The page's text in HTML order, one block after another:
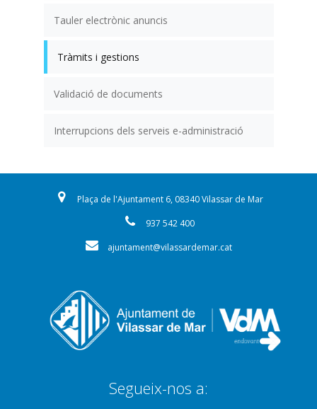
Tauler electrònic anuncis
Tràmits i gestions
Validació de documents
Interrupcions dels serveis e-administració
Plaça de l'Ajuntament 6, 08340 Vilassar de Mar
937 542 400
ajuntament@vilassardemar.cat
Segueix-nos a: